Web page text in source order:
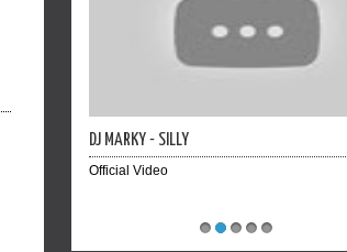
DJ MARKY - SILLY
Official Video